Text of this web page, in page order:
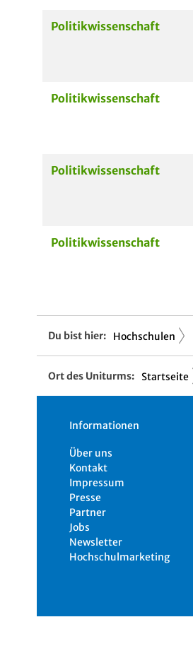
Politikwissenschaft
Politikwissenschaft
Politikwissenschaft
Politikwissenschaft
Du bist hier: Hochschulen
Ort des Uniturms: Startseite
Informationen
Über uns
Kontakt
Impressum
Presse
Partner
Jobs
Newsletter
Hochschulmarketing